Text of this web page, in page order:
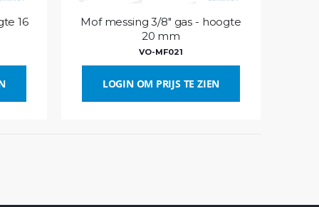
16
Mof messing 3/8″ gas - hoogte
20 mm
VO-MF021
LOGIN OM PRIJS TE ZIEN